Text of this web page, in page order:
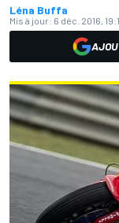
Léna Buffa
Mis à jour: 6 déc. 2016,